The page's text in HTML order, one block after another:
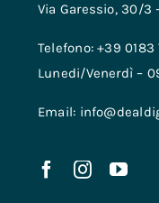
Via Garessio, 30/3
Telefono: +39 0183
Lunedi/Venerdì –
Email: